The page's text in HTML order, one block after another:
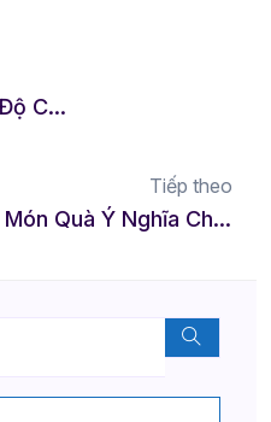
Công Thức Tính Nồng Độ Cồn Trong Máu, Hơi Thở & Mức Phạt Vi Phạm Mới Nhất 2025
Tiếp theo
Top 10 Món Quà Ý Nghĩa Cho Ngày 8/3 Hot Trend 2025 – Gợi Ý Tuyệt Vời Cho Phái Đẹp